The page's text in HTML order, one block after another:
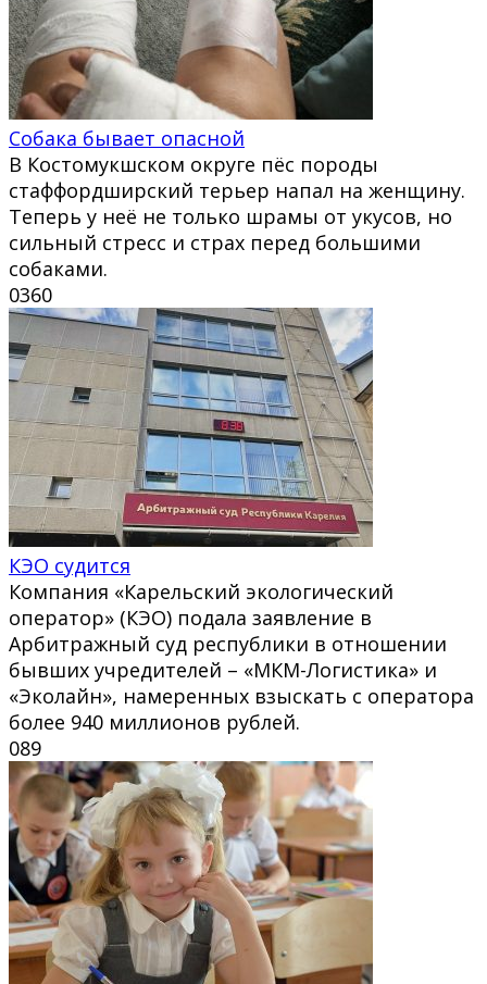
Собака бывает опасной
В Костомукшском округе пёс породы
стаффордширский терьер напал на женщину.
Теперь у неё не только шрамы от укусов, но
сильный стресс и страх перед большими
собаками.
0360
КЭО судится
Компания «Карельский экологический
оператор» (КЭО) подала заявление в
Арбитражный суд республики в отношении
бывших учредителей – «МКМ-Логистика» и
«Эколайн», намеренных взыскать с оператора
более 940 миллионов рублей.
089